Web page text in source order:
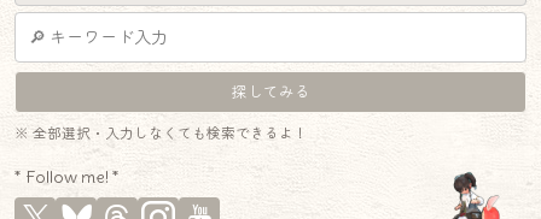
※ 全部選択・入力しなくても検索できるよ！
* Follow me! *